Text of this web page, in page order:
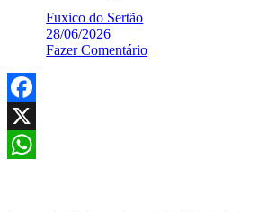
Fuxico do Sertão
28/06/2026
Fazer Comentário
Facebook
X